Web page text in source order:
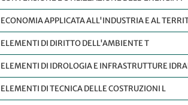
ECONOMIA APPLICATA ALL'INDUSTRIA E AL
ELEMENTI DI DIRITTO DELL'AMBIENTE T
ELEMENTI DI IDROLOGIA E INFRASTRUTTURE
ELEMENTI DI TECNICA DELLE COSTRUZIONI L